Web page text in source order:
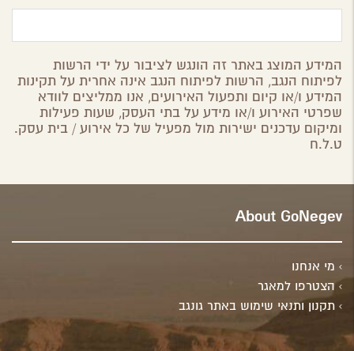
המידע המוצג באתר זה הונגש לציבור על ידי הרשות
לפיתוח הנגב, הרשות לפיתוח הנגב אינה אחרית על תקינות
המידע ו/או קיום ותפעול האירועים, אנו ממליצים לוודא
שפרטי האירוע ו/או מידע על בתי העסק, שעות פעילות
ומיקום עדכנים ישירות מול מפעיל של כל אירוע / בית עסק.
ט.ל.ח
About GoNegev
מי אנחנו
הצטרפו למאגר
תקנון ותנאי שימוש באתר גונגב